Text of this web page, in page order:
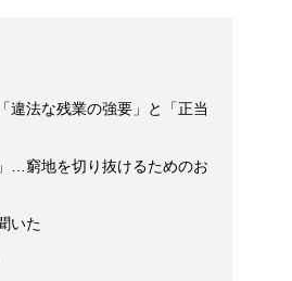
法な残業の強要」と「正当
…窮地を切り抜けるためのお
いた